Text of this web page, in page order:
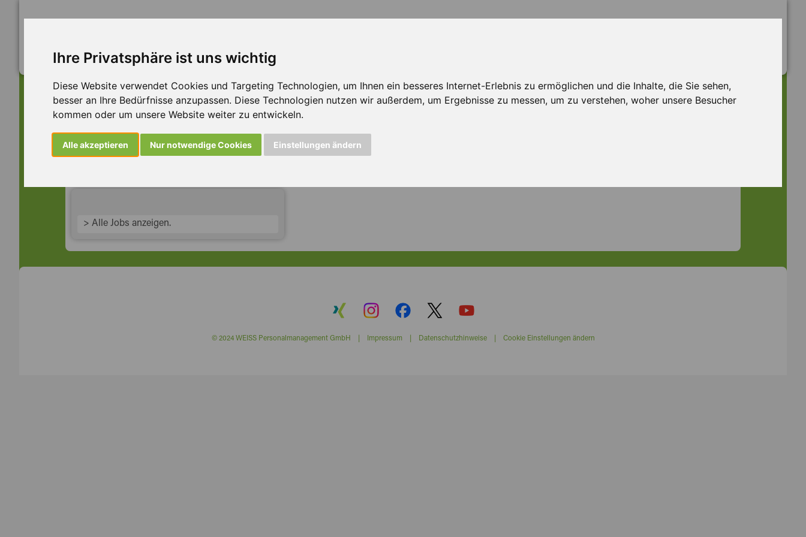
Ihre Privatsphäre ist uns wichtig
Diese Website verwendet Cookies und Targeting Technologien, um Ihnen ein besseres Internet-Erlebnis zu ermöglichen und die Inhalte, die Sie sehen,
besser an Ihre Bedürfnisse anzupassen. Diese Technologien nutzen wir außerdem, um Ergebnisse zu messen, um zu verstehen, woher unsere Besucher
kommen oder um unsere Website weiter zu entwickeln.
Alle akzeptieren Nur notwendige Cookies Einstellungen ändern
Dieser Job ist leider nicht mehr verfügbar ...
... aber vielleicht ist hier etwas dabei:
> Alle Jobs anzeigen.
© 2024 WEISS Personalmanagement GmbH | Impressum| Datenschutzhinweise| Cookie Einstellungen ändern